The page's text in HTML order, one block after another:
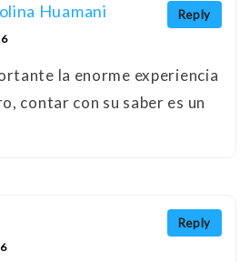
Reply
Huamani
la enorme experiencia
contar con su saber es un
Reply